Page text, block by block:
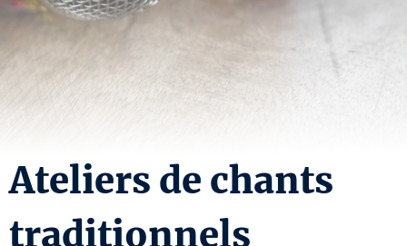
Ateliers de chants
traditionnels